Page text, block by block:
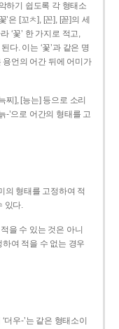
하기 쉽도록 각 형태소
은 [꼬ㅊ], [꼰], [꼳]의 세
‘꽃’ 한 가지로 적고,
다. 이는 ‘꽃’과 같은 명
용언의 어간 뒤에 어미가
찌], [능는] 등으로 소리
-’으로 어간의 형태를 고
의 형태를 고정하여 적
있다.
을 수 있는 것은 아니
여 적을 수 없는 경우
더우-­’는 같은 형태소이